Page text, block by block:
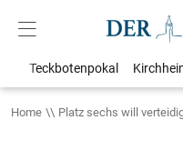
Teckbotenpokal
Home Platz sechs will